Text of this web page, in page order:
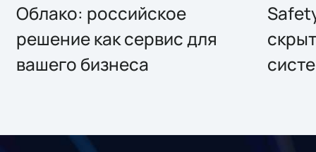
Облако: российское
решение как сервис для
вашего бизнеса